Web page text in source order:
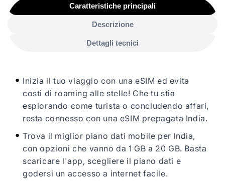
Caratteristiche principali
Descrizione
Dettagli tecnici
Inizia il tuo viaggio con una eSIM ed evita
costi di roaming alle stelle! Che tu stia
esplorando come turista o concludendo affari,
resta connesso con una eSIM prepagata India.
Trova il miglior piano dati mobile per India,
con opzioni che vanno da 1 GB a 20 GB. Basta
scaricare l'app, scegliere il piano dati e
godersi un accesso a internet facile.